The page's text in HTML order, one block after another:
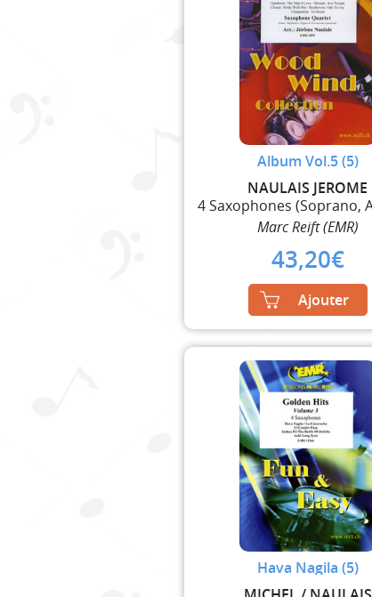
Album Vol.5 (5)
NAULAIS JEROME
Marc Reift (EMR)
43,20€
Ajouter
Hava Nagila (5)